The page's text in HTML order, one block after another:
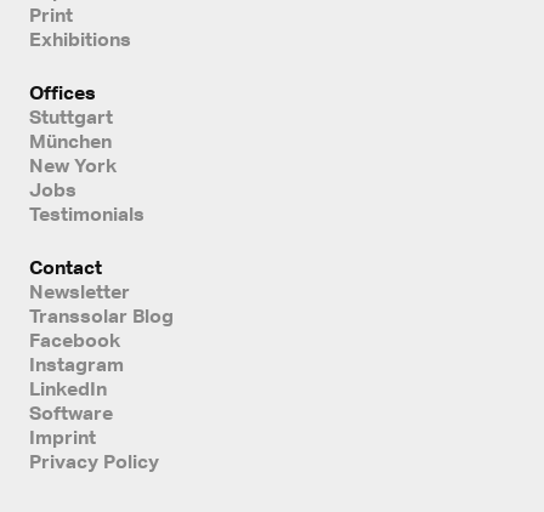
Print
Exhibitions
Offices
Stuttgart
München
New York
Jobs
Testimonials
Contact
Newsletter
Transsolar Blog
Facebook
Instagram
LinkedIn
Software
Imprint
Privacy Policy